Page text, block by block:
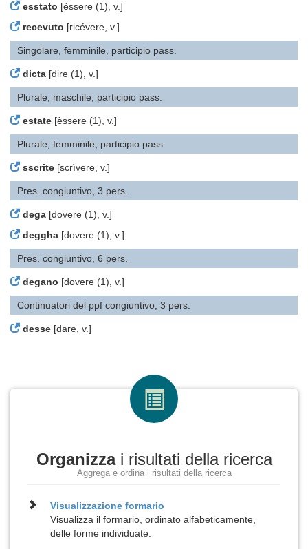
esstato [èssere (1), v.]
recevuto [ricévere, v.]
Singolare, femminile, participio pass.
dicta [dire (1), v.]
Plurale, maschile, participio pass.
estate [èssere (1), v.]
Plurale, femminile, participio pass.
sscrite [scrìvere, v.]
Pres. congiuntivo, 3 pers.
dega [dovere (1), v.]
deggha [dovere (1), v.]
Pres. congiuntivo, 6 pers.
degano [dovere (1), v.]
Continuatori del ppf congiuntivo, 3 pers.
desse [dare, v.]
Organizzai risultati della ricerca
Aggrega e ordina i risultati della ricerca
Visualizzazioneformario
Visualizza il formario, ordinato alfabeticamente,
delle forme individuate.